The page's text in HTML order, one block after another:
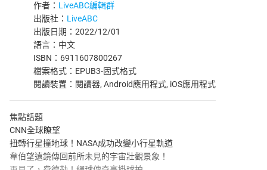
作者： LiveABC編輯群
出版社： LiveABC
出版日期：2022/12/01
語言：中文
ISBN：6911607800267
檔案格式：EPUB3-固式格式
閱讀裝置：閱讀器, Android應用程式, iOS應用程式
焦點話題
CNN全球瞭望
扭轉行星撞地球！NASA成功改變小行星軌道
韋伯望遠鏡傳回前所未見的宇宙壯觀景象！